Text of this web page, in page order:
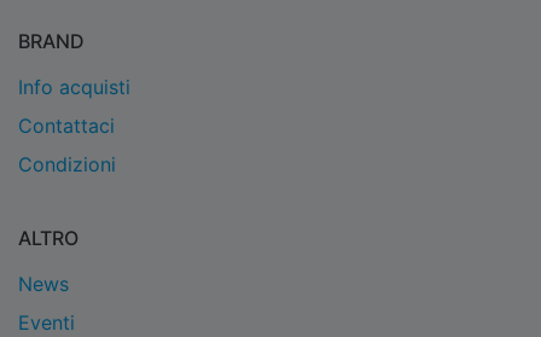
BRAND
Info acquisti
Contattaci
Condizioni
ALTRO
News
Eventi